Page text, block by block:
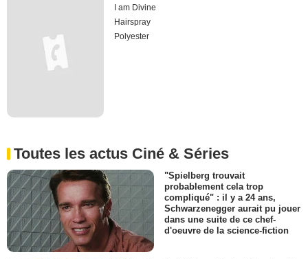
I am Divine
Hairspray
Polyester
Toutes les actus Ciné & Séries
"Spielberg trouvait
probablement cela trop
compliqué" : il y a 24 ans,
Schwarzenegger aurait pu jouer
dans une suite de ce chef-
d'oeuvre de la science-fiction